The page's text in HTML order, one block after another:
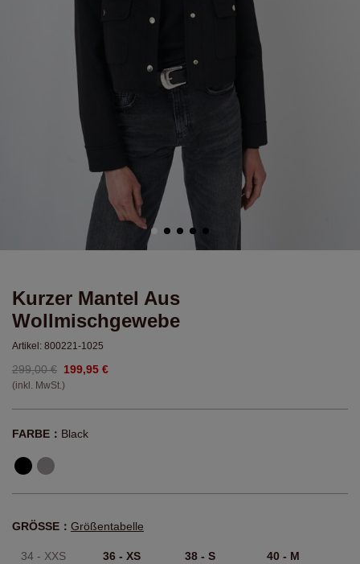
Kurzer Mantel Aus
Wollmischgewebe
Artikel: 800221-1025
299,00 € 199,95 €
(inkl. MwSt.)
FARBE： Black
GRÖSSE： Größentabelle
34 - XXS 36 - XS 38 - S 40 - M